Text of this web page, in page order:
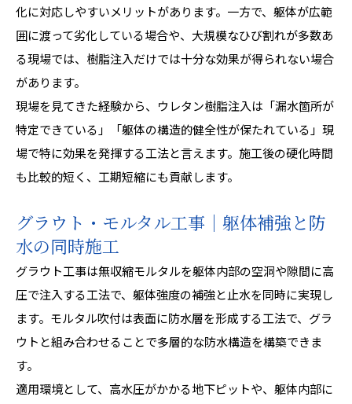
化に対応しやすいメリットがあります。一方で、躯体が広範
囲に渡って劣化している場合や、大規模なひび割れが多数あ
る現場では、樹脂注入だけでは十分な効果が得られない場合
があります。
現場を見てきた経験から、ウレタン樹脂注入は「漏水箇所が
特定できている」「躯体の構造的健全性が保たれている」現
場で特に効果を発揮する工法と言えます。施工後の硬化時間
も比較的短く、工期短縮にも貢献します。
グラウト・モルタル工事｜躯体補強と防
水の同時施工
グラウト工事は無収縮モルタルを躯体内部の空洞や隙間に高
圧で注入する工法で、躯体強度の補強と止水を同時に実現し
ます。モルタル吹付は表面に防水層を形成する工法で、グラ
ウトと組み合わせることで多層的な防水構造を構築できま
す。
適用環境として、高水圧がかかる地下ピットや、躯体内部に